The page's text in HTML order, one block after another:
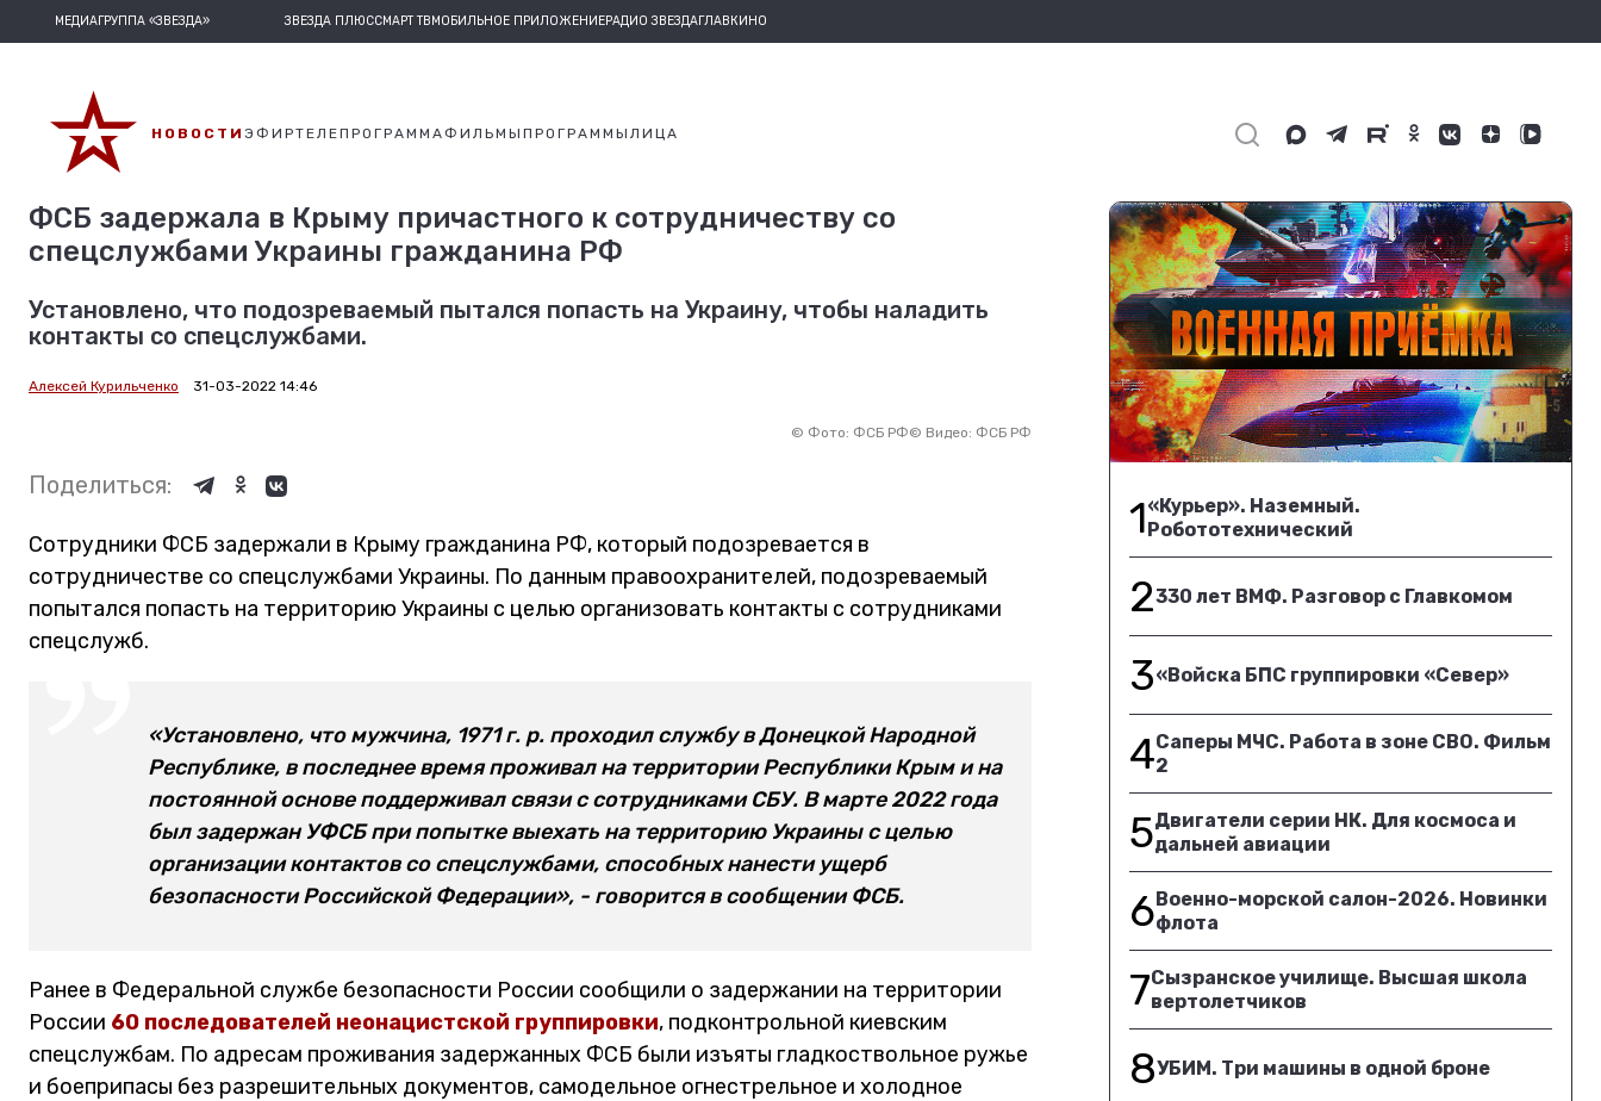
МЕДИАГРУППА «ЗВЕЗДА» ЗВЕЗДА ПЛЮССМАРТ ТВМОБИЛЬНОЕ ПРИЛОЖЕНИЕРАДИО ЗВЕЗДАГЛАВКИНО
НОВОСТИ ЭФИРТЕЛЕПРОГРАММАФИЛЬМЫ ПРОГРАММЫ ЛИЦА
ФСБ задержала в Крыму причастного к сотрудничеству со
спецслужбами Украины гражданина РФ
Установлено, что подозреваемый пытался попасть на Украину, чтобы наладить
контакты со спецслужбами.
Алексей Курильченко 31-03-2022 14:46
© Фото: ФСБ РФ© Видео: ФСБ РФ
Поделиться:
Сотрудники ФСБ задержали в Крыму гражданина РФ, который подозревается в
сотрудничестве со спецслужбами Украины. По данным правоохранителей, подозреваемый
попытался попасть на территорию Украины с целью организовать контакты с сотрудниками
спецслужб.
«Установлено, что мужчина, 1971 г. р. проходил службу в Донецкой Народной
Республике, в последнее время проживал на территории Республики Крым и на
постоянной основе поддерживал связи с сотрудниками СБУ. В марте 2022 года
был задержан УФСБ при попытке выехать на территорию Украины с целью
организации контактов со спецслужбами, способных нанести ущерб
безопасности Российской Федерации», - говорится в сообщении ФСБ.
Ранее в Федеральной службе безопасности России сообщили о задержании на территории
России 60 последователей неонацистской группировки, подконтрольной киевским
спецслужбам. По адресам проживания задержанных ФСБ были изъяты гладкоствольное ружье
и боеприпасы без разрешительных документов, самодельное огнестрельное и холодное
1«Курьер». Наземный.
Робототехнический
2330 лет ВМФ. Разговор с Главкомом
3«Войска БПС группировки «Север»
4Саперы МЧС. Работа в зоне СВО. Фильм
2
5Двигатели серии НК. Для космоса и
дальней авиации
6Военно-морской салон-2026. Новинки
флота
7Сызранское училище. Высшая школа
вертолетчиков
8УБИМ. Три машины в одной броне